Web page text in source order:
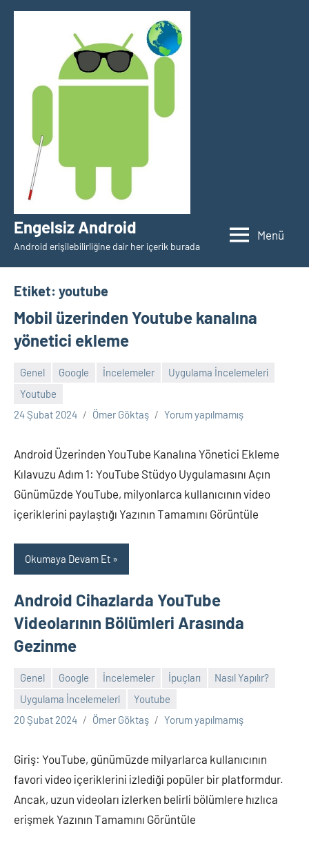
İçeriğe
Engelsiz Android
Android erişilebilirliğine dair her içerik burada
Menü
Etiket: youtube
Mobil üzerinden Youtube kanalına
yönetici ekleme
Genel Google İncelemeler
Uygulama İncelemeleri
Youtube
24 Şubat 2024
Ömer Göktaş Yorum yapılmamış
Android Üzerinden YouTube Kanalına Yönetici Ekleme
Kılavuzu Adım 1: YouTube Stüdyo Uygulamasını Açın
Günümüzde YouTube, milyonlarca kullanıcının video
içeriklerini paylaştığı Yazının Tamamını Görüntüle
Okumaya Devam Et
Android Cihazlarda YouTube
Videolarının Bölümleri Arasında
Gezinme
Genel Google İncelemeler İpuçları
Nasıl Yapılır?
Uygulama İncelemeleri
Youtube
20 Şubat 2024
Ömer Göktaş Yorum yapılmamış
Giriş: YouTube, günümüzde milyarlarca kullanıcının
favori video içeriklerini izlediği popüler bir platformdur.
Ancak, uzun videoları izlerken belirli bölümlere hızlıca
erişmek Yazının Tamamını Görüntüle